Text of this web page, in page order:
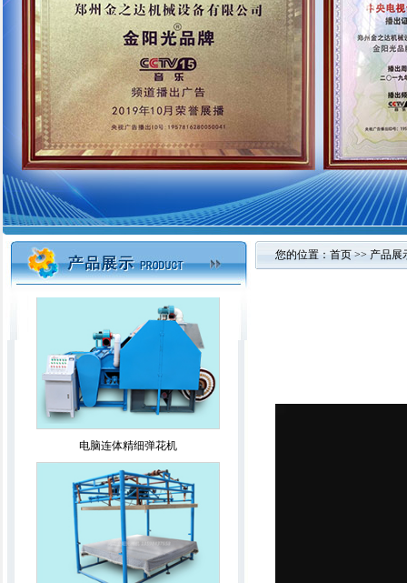
2021智能杀菌除螨精细一体弹花机
第八代除螨杀菌自动切刀精细一体机
电脑连体精细弹花机
您的位置： 首页 >> 产品展